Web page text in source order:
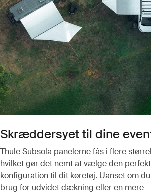
Skræddersyet til dine
Thule Subsola panelerne fås i flere
hvilket gør det nemt at vælge den
konfiguration til dit køretøj. Uanset om
brug for udvidet dækning eller en mere